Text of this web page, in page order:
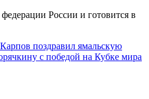
России и готовится в
поздравил ямальскую
с победой на Кубке мира